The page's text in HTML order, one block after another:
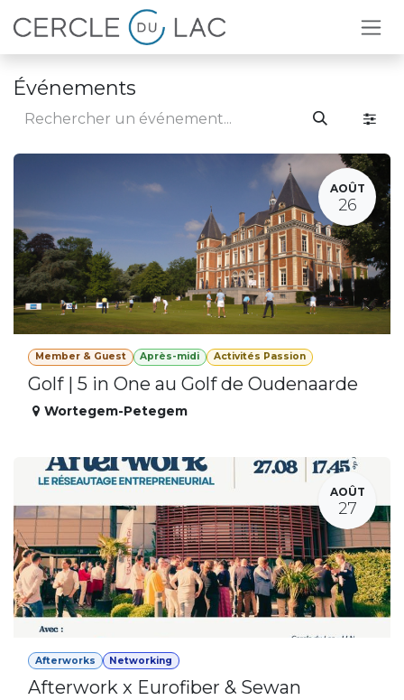
Se rendre au contenu
Événements
AOÛT
26
Member & Guest Après-midi Activités Passion
Golf | 5 in One au Golf de Oudenaarde
Wortegem-Petegem
AOÛT
27
Afterworks Networking
Afterwork x Eurofiber & Sewan